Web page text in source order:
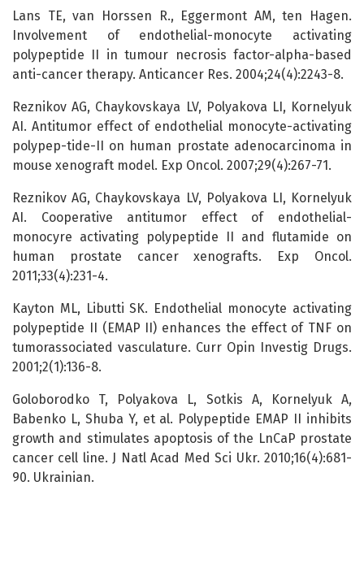
Lans TE, van Horssen R., Eggermont AM, ten Hagen.
Involvement of endothelial-monocyte activating
polypeptide II in tumour necrosis factor-alpha-based
anti-cancer therapy. Anticancer Res. 2004;24(4):2243-8.
Reznikov AG, Chaykovskaya LV, Polyakova LI, Kornelyuk
AI. Antitumor effect of endothelial monocyte-activating
polypep-tide-II on human prostate adenocarcinoma in
mouse xenograft model. Exp Oncol. 2007;29(4):267-71.
Reznikov AG, Chaykovskaya LV, Polyakova LI, Kornelyuk
AI. Cooperative antitumor effect of endothelial-
monocyre activating polypeptide II and flutamide on
human prostate cancer xenografts. Exp Oncol.
2011;33(4):231-4.
Kayton ML, Libutti SK. Endothelial monocyte activating
polypeptide II (EMAP II) enhances the effect of TNF on
tumorassociated vasculature. Curr Opin Investig Drugs.
2001;2(1):136-8.
Goloborodko T, Polyakova L, Sotkis A, Kornelyuk A,
Babenko L, Shuba Y, et al. Polypeptide EMAP II inhibits
growth and stimulates apoptosis of the LnCaP prostate
cancer cell line. J Natl Acad Med Sci Ukr. 2010;16(4):681-
90. Ukrainian.